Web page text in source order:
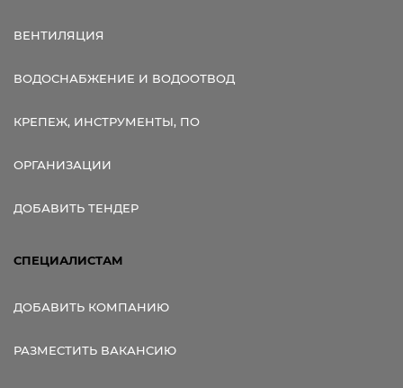
ВЕНТИЛЯЦИЯ
ВОДОСНАБЖЕНИЕ И ВОДООТВОД
КРЕПЕЖ, ИНСТРУМЕНТЫ, ПО
ОРГАНИЗАЦИИ
ДОБАВИТЬ ТЕНДЕР
СПЕЦИАЛИСТАМ
ДОБАВИТЬ КОМПАНИЮ
РАЗМЕСТИТЬ ВАКАНСИЮ